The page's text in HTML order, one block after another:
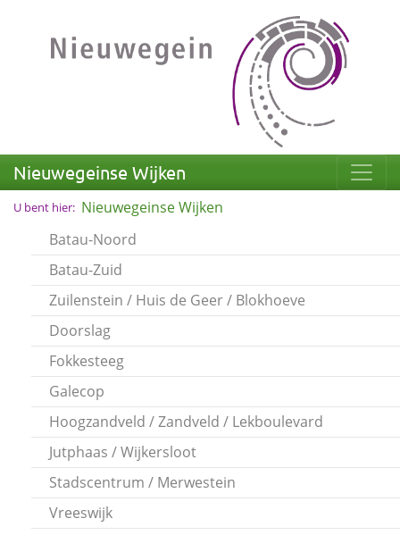
Nieuwegeinse Wijken
U bent hier: Nieuwegeinse Wijken
Batau-Noord
Batau-Zuid
Zuilenstein / Huis de Geer / Blokhoeve
Doorslag
Fokkesteeg
Galecop
Hoogzandveld / Zandveld / Lekboulevard
Jutphaas / Wijkersloot
Stadscentrum / Merwestein
Vreeswijk